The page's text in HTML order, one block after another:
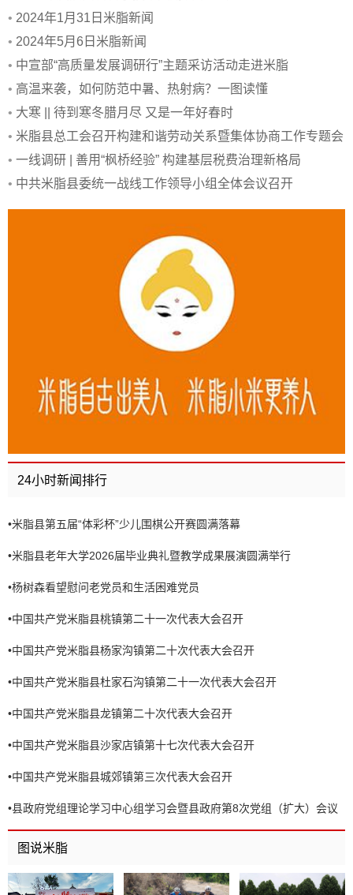
• 2024年1月31日米脂新闻
• 2024年5月6日米脂新闻
• 中宣部“高质量发展调研行”主题采访活动走进米脂
• 高温来袭，如何防范中暑、热射病？一图读懂
• 大寒 || 待到寒冬腊月尽 又是一年好春时
• 米脂县总工会召开构建和谐劳动关系暨集体协商工作专题会
议
• 一线调研 | 善用“枫桥经验” 构建基层税费治理新格局
• 中共米脂县委统一战线工作领导小组全体会议召开
24小时新闻排行
•米脂县第五届“体彩杯”少儿围棋公开赛圆满落幕
•米脂县老年大学2026届毕业典礼暨教学成果展演圆满举行
•杨树森看望慰问老党员和生活困难党员
•中国共产党米脂县桃镇第二十一次代表大会召开
•中国共产党米脂县杨家沟镇第二十次代表大会召开
•中国共产党米脂县杜家石沟镇第二十一次代表大会召开
•中国共产党米脂县龙镇第二十次代表大会召开
•中国共产党米脂县沙家店镇第十七次代表大会召开
•中国共产党米脂县城郊镇第三次代表大会召开
•县政府党组理论学习中心组学习会暨县政府第8次党组（扩大）会议
召开
图说米脂